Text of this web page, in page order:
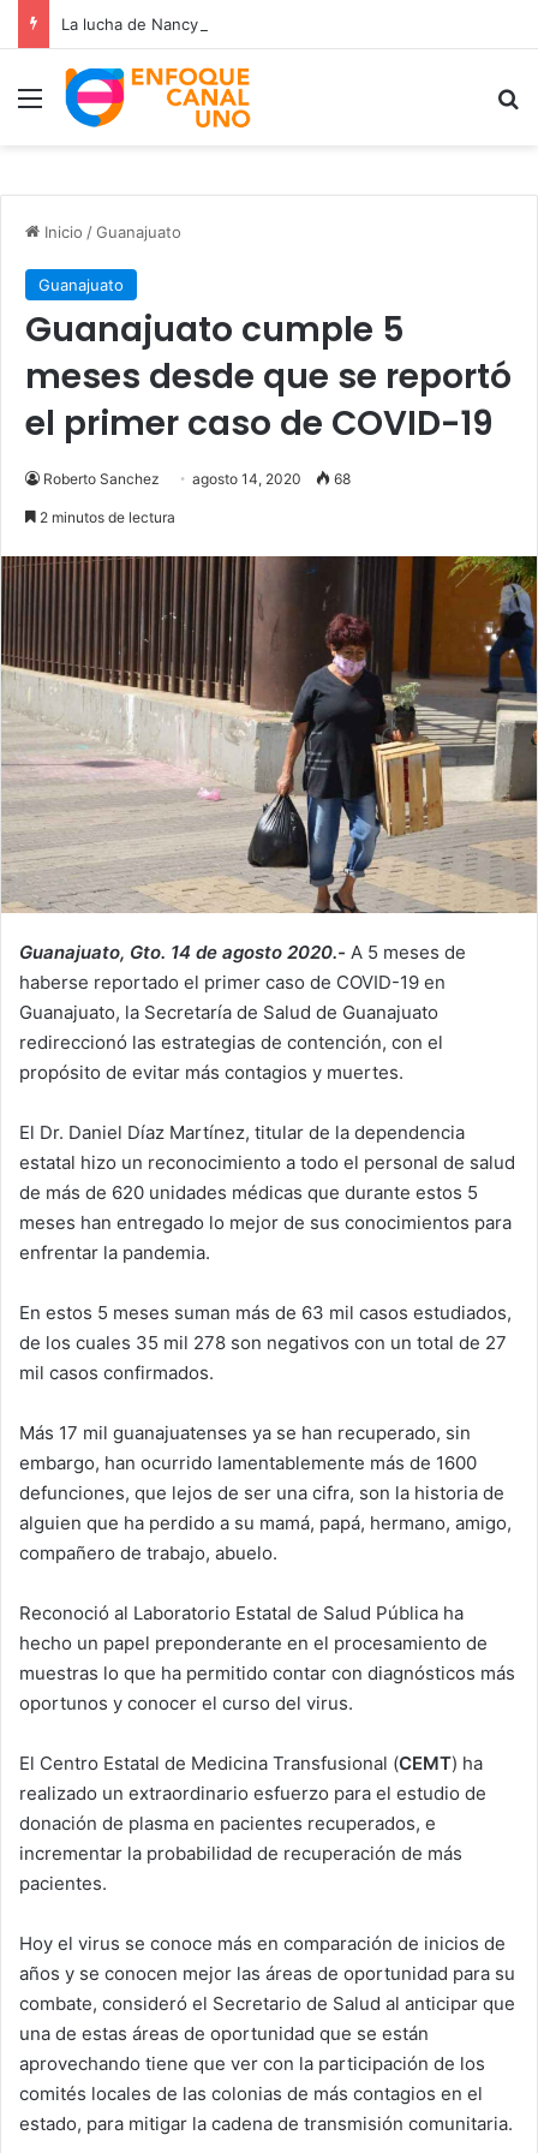
La lucha de Nancy Ramos por la salud de su hijo Miguelito
Menú
Inicio /Guanajuato
Guanajuato
Guanajuato cumple 5
meses desde que se reportó
el primer caso de COVID-19
Roberto Sanchez agosto 14, 2020 68
2 minutos de lectura
Guanajuato, Gto. 14 de agosto 2020.- A 5 meses de
haberse reportado el primer caso de COVID-19 en
Guanajuato, la Secretaría de Salud de Guanajuato
redireccionó las estrategias de contención, con el
propósito de evitar más contagios y muertes.
El Dr. Daniel Díaz Martínez, titular de la dependencia
estatal hizo un reconocimiento a todo el personal de salud
de más de 620 unidades médicas que durante estos 5
meses han entregado lo mejor de sus conocimientos para
enfrentar la pandemia.
En estos 5 meses suman más de 63 mil casos estudiados,
de los cuales 35 mil 278 son negativos con un total de 27
mil casos confirmados.
Más 17 mil guanajuatenses ya se han recuperado, sin
embargo, han ocurrido lamentablemente más de 1600
defunciones, que lejos de ser una cifra, son la historia de
alguien que ha perdido a su mamá, papá, hermano, amigo,
compañero de trabajo, abuelo.
Reconoció al Laboratorio Estatal de Salud Pública ha
hecho un papel preponderante en el procesamiento de
muestras lo que ha permitido contar con diagnósticos más
oportunos y conocer el curso del virus.
El Centro Estatal de Medicina Transfusional (CEMT) ha
realizado un extraordinario esfuerzo para el estudio de
donación de plasma en pacientes recuperados, e
incrementar la probabilidad de recuperación de más
pacientes.
Hoy el virus se conoce más en comparación de inicios de
años y se conocen mejor las áreas de oportunidad para su
combate, consideró el Secretario de Salud al anticipar que
una de estas áreas de oportunidad que se están
aprovechando tiene que ver con la participación de los
comités locales de las colonias de más contagios en el
estado, para mitigar la cadena de transmisión comunitaria.